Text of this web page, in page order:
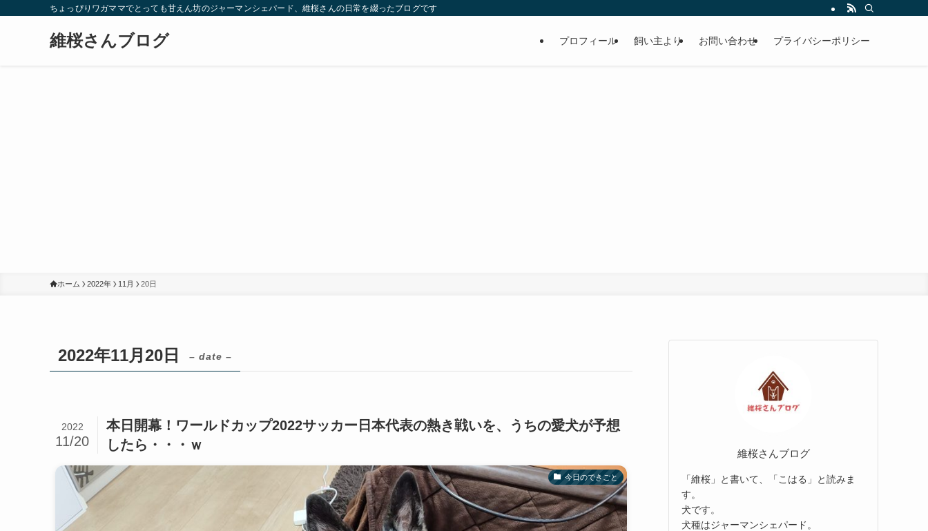
ちょっぴりワガママでとっても甘えん坊のジャーマンシェパード、維桜さんの日常を綴ったブログです
維桜さんブログ プロフィール 飼い主より お問い合わせ プライバシーポリシー
ホーム 2022年 11月 20日
2022年11月20日 – date –
本日開幕！ワールドカップ2022サッカー日本代表の熱き戦いを、うちの愛犬が予想
したら・・・ｗ
2022
11/20
今日のできごと
維桜さんブログ
「維桜」と書いて、「こはる」と読みま
す。
犬です。
犬種はジャーマンシェパード。